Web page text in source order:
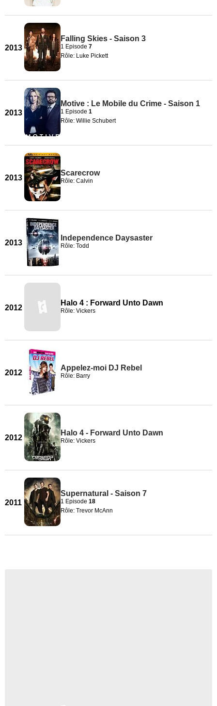
2013
Falling Skies - Saison 3
1 Episode 7
Rôle: Luke Pickett
2013
Motive : Le Mobile du Crime - Saison 1
1 Episode 1
Rôle: Willie Schubert
2013
Scarecrow
Rôle: Calvin
2013
Independence Daysaster
Rôle: Todd
2012
Halo 4 : Forward Unto Dawn
Rôle: Vickers
2012
Appelez-moi DJ Rebel
Rôle: Barry
2012
Halo 4 - Forward Unto Dawn
Rôle: Vickers
2011
Supernatural - Saison 7
1 Episode 18
Rôle: Trevor McAnn